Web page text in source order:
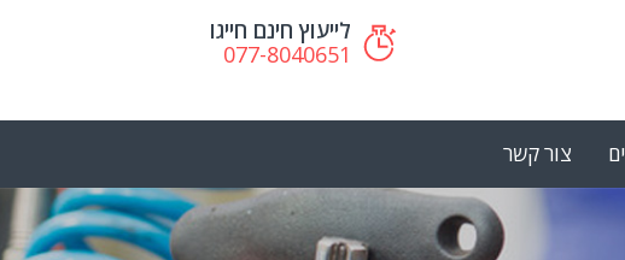
לייעוץ חינם חייגו
077-8040651
צור קשר